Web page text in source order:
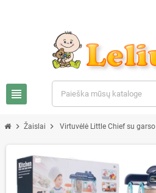
view_headline
chevron_right Žaislai chevron_right Virtuvėlė Little Chief su